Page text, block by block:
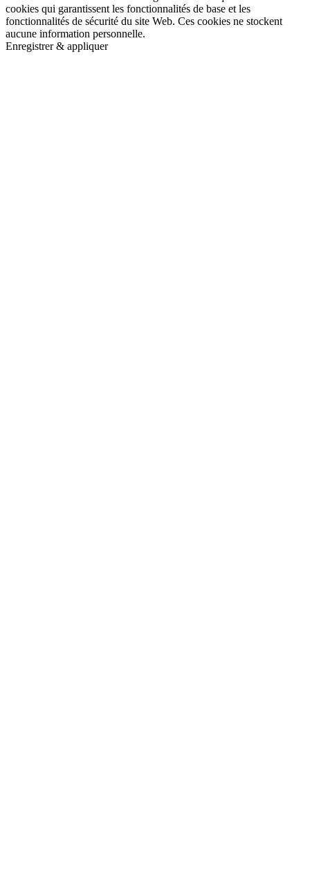
cookies qui garantissent les fonctionnalités de base et les
fonctionnalités de sécurité du site Web. Ces cookies ne stockent
aucune information personnelle.
Enregistrer & appliquer